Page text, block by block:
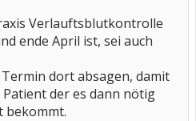
Verlauftsblutkontrolle
ende April ist, sei auch
dort absagen, damit
der es dann nötig
bekommt.